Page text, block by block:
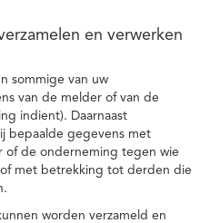
en verwerken
sommige van uw
van de melder of van de
indient). Daarnaast
bepaalde gegevens met
of de onderneming tegen wie
met betrekking tot derden die
worden verzameld en